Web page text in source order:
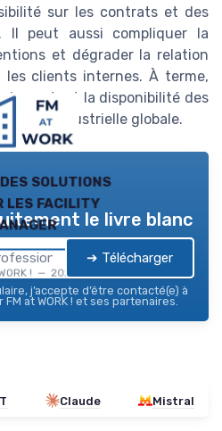
sur les contrats et des
Il peut aussi compliquer la
et dégrader la relation
clients internes. À terme,
impactent la disponibilité des
industrielle globale.
solutions
les facility
! — 2026
le livre blanc
➔ Télécharger
j’accepte d’être contacté(e) à
at WORK ! et ses partenaires.
Claude Mistral